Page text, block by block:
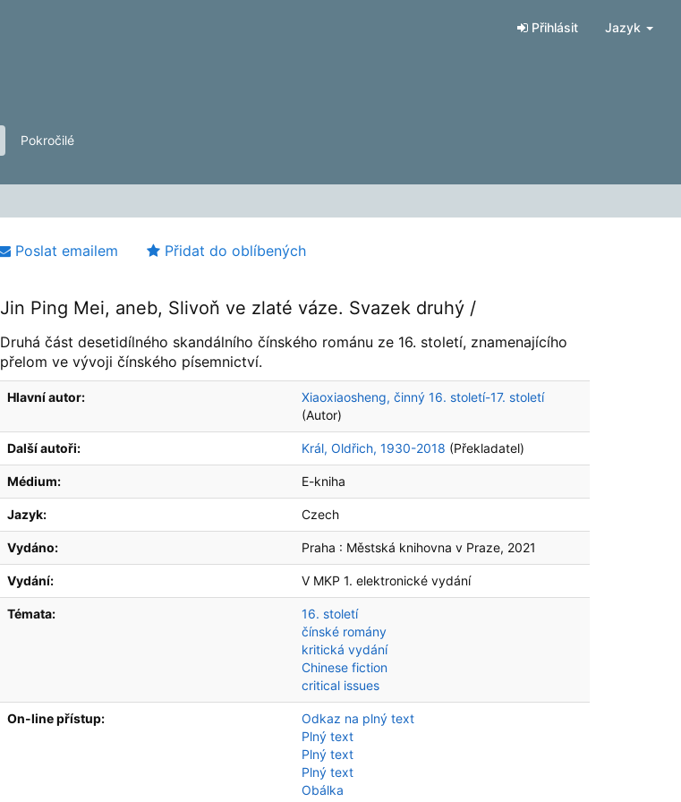
Přihlásit Jazyk
Pokročilé
Poslat emailem Přidat do oblíbených
Jin Ping Mei, aneb, Slivoň ve zlaté váze. Svazek druhý /
Druhá část desetidílného skandálního čínského románu ze 16. století, znamenajícího
přelom ve vývoji čínského písemnictví.
Hlavní autor:
Xiaoxiaosheng, činný 16. století-17. století
(Autor)
Další autoři: Král, Oldřich, 1930-2018 (Překladatel)
Médium: E-kniha
Jazyk: Czech
Vydáno: Praha : Městská knihovna v Praze, 2021
Vydání: V MKP 1. elektronické vydání
Témata:
16. století
čínské romány
kritická vydání
Chinese fiction
critical issues
On-line přístup:
Odkaz na plný text
Plný text
Plný text
Plný text
Obálka